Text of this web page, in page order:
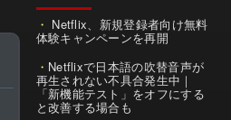
Netflix、新規登録者向け無料
体験キャンペーンを再開
Netflixで日本語の吹替音声が
再生されない不具合発生中｜
「新機能テスト」をオフにする
と改善する場合も